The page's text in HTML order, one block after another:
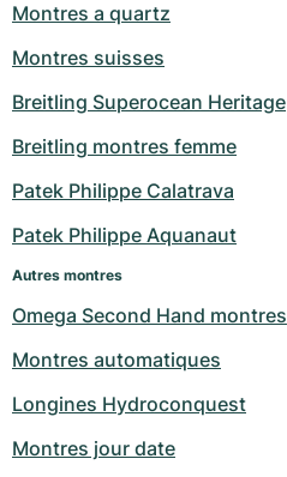
Montres a quartz
Montres suisses
Breitling Superocean Heritage
Breitling montres femme
Patek Philippe Calatrava
Patek Philippe Aquanaut
Autres montres
Omega Second Hand montres
Montres automatiques
Longines Hydroconquest
Montres jour date